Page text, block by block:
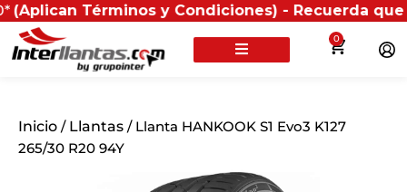
Términos y Condiciones) - Recuerda que si
0
Inicio / Llantas / Llanta HANKOOK S1 Evo3 K127
265/30 R20 94Y